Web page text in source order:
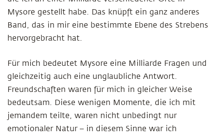
Mysore gestellt habe. Das knüpft ein ganz anderes
Band, das in mir eine bestimmte Ebene des Strebens
hervorgebracht hat.
Für mich bedeutet Mysore eine Milliarde Fragen und
gleichzeitig auch eine unglaubliche Antwort.
Freundschaften waren für mich in gleicher Weise
bedeutsam. Diese wenigen Momente, die ich mit
jemandem teilte, waren nicht unbedingt nur
emotionaler Natur – in diesem Sinne war ich